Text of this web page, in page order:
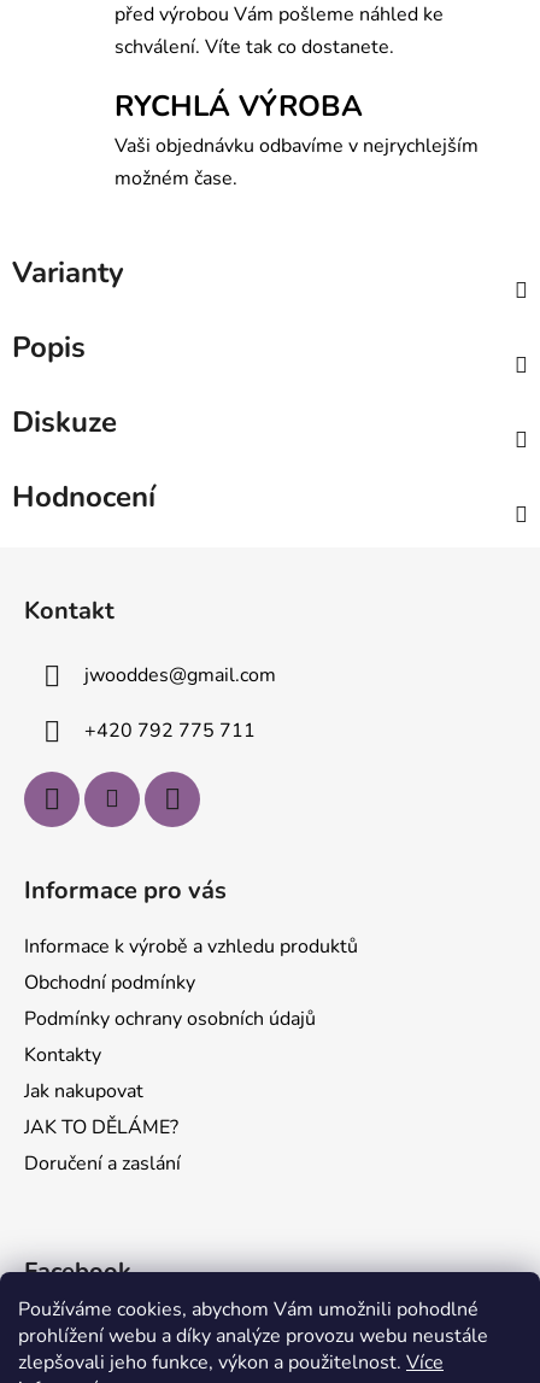
Používáme cookies, abychom Vám umožnili pohodlné
prohlížení webu a díky analýze provozu webu neustále
zlepšovali jeho funkce, výkon a použitelnost. Více
před výrobou Vám pošleme náhled ke
schválení. Víte tak co dostanete.
RYCHLÁ VÝROBA
Vaši objednávku odbavíme v nejrychlejším
možném čase.
Varianty
Popis
Diskuze
Hodnocení
Kontakt
jwooddes@gmail.com
+420 792 775 711
Informace pro vás
Informace k výrobě a vzhledu produktů
Obchodní podmínky
Podmínky ochrany osobních údajů
Kontakty
Jak nakupovat
JAK TO DĚLÁME?
Doručení a zaslání
Facebook